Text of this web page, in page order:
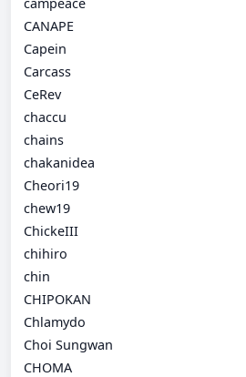
CANAPE
Capein
Carcass
CeRev
chaccu
chains
chakanidea
Cheori19
chew19
ChickeIII
chihiro
chin
CHIPOKAN
Chlamydo
Choi Sungwan
CHOMA